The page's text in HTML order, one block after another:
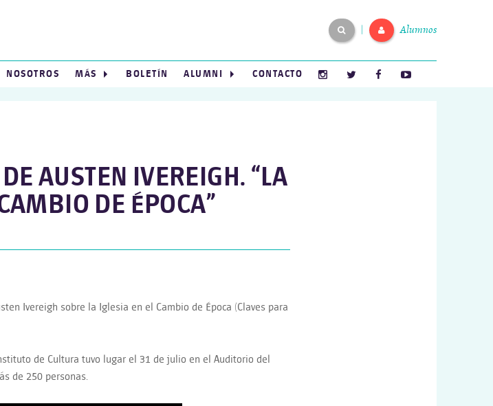
Alumnos
NOSOTROS MÁS BOLETÍN ALUMNI CONTACTO
AUSTEN IVEREIGH. “LA
DE ÉPOCA”
Ivereigh sobre la Iglesia en el Cambio de Época (Claves para
de Cultura tuvo lugar el 31 de julio en el Auditorio del
de 250 personas.